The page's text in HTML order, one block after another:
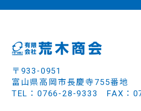
〒933-0951
富山県高岡市長慶寺755番地
TEL：0766-28-9333 FAX：